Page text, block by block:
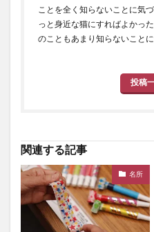
ことを全く知らないことに気
っと身近な猫にすればよかっ
のこともあまり知らないことに
投稿
関連する記事
名所